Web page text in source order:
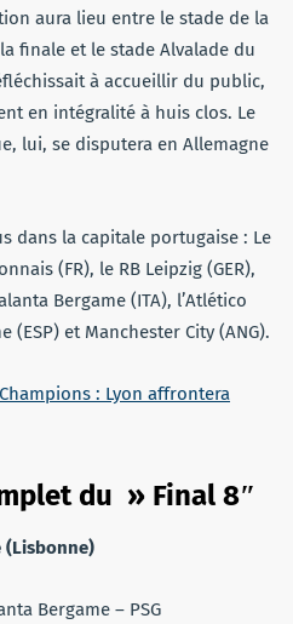
aura lieu entre le stade de la
finale et le stade Alvalade du
à accueillir du public,
en intégralité à huis clos. Le
lui, se disputera en Allemagne
dans la capitale portugaise : Le
(FR), le RB Leipzig (GER),
Bergame (ITA), l’Atlético
(ESP) et Manchester City (ANG).
: Lyon affrontera
du » Final 8″
(Lisbonne)
Bergame – PSG